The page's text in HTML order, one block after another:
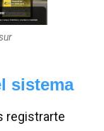
sistema
registrarte